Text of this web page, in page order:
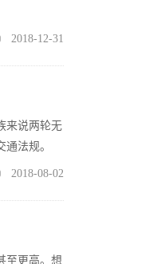
2018-12-31
来说两轮无
法规。
2018-08-02
至更高。想